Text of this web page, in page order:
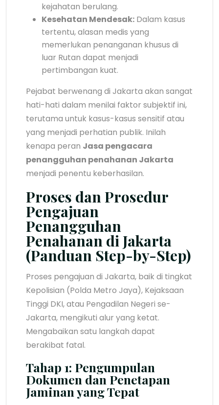
kejahatan berulang.
Kesehatan Mendesak: Dalam kasus
tertentu, alasan medis yang
memerlukan penanganan khusus di
luar Rutan dapat menjadi
pertimbangan kuat.
Pejabat berwenang di Jakarta akan sangat
hati-hati dalam menilai faktor subjektif ini,
terutama untuk kasus-kasus sensitif atau
yang menjadi perhatian publik. Inilah
kenapa peran Jasa pengacara
penangguhan penahanan Jakarta
menjadi penentu keberhasilan.
Proses dan Prosedur
Pengajuan
Penangguhan
Penahanan di Jakarta
(Panduan Step-by-Step)
Proses pengajuan di Jakarta, baik di tingkat
Kepolisian (Polda Metro Jaya), Kejaksaan
Tinggi DKI, atau Pengadilan Negeri se-
Jakarta, mengikuti alur yang ketat.
Mengabaikan satu langkah dapat
berakibat fatal.
Tahap 1: Pengumpulan
Dokumen dan Penetapan
Jaminan yang Tepat